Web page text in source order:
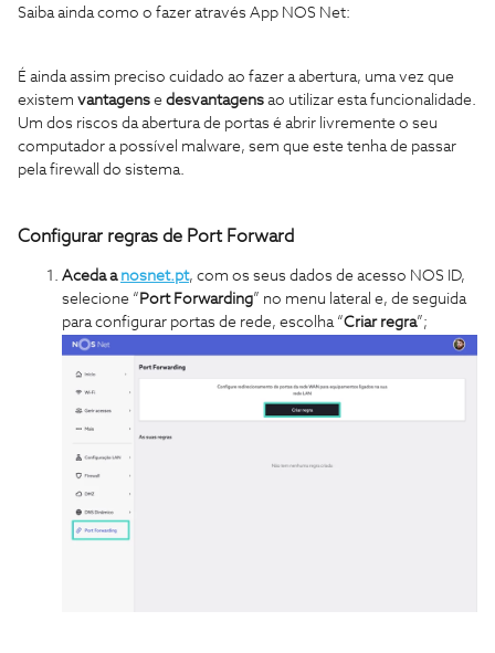
Saiba ainda como o fazer através App NOS Net:
É ainda assim preciso cuidado ao fazer a abertura, uma vez que
existem vantagens e desvantagens ao utilizar esta funcionalidade.
Um dos riscos da abertura de portas é abrir livremente o seu
computador a possível malware, sem que este tenha de passar
pela firewall do sistema.
Configurar regras de Port Forward
Aceda a nosnet.pt, com os seus dados de acesso NOS ID,
selecione “ Port Forwarding” no menu lateral e, de seguida
para configurar portas de rede, escolha “Criar regra”;